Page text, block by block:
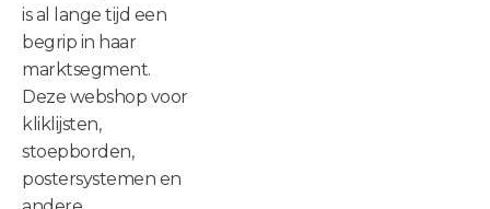
is al lange tijd een
begrip in haar
marktsegment.
Deze webshop voor
kliklijsten,
stoepborden,
postersystemen en